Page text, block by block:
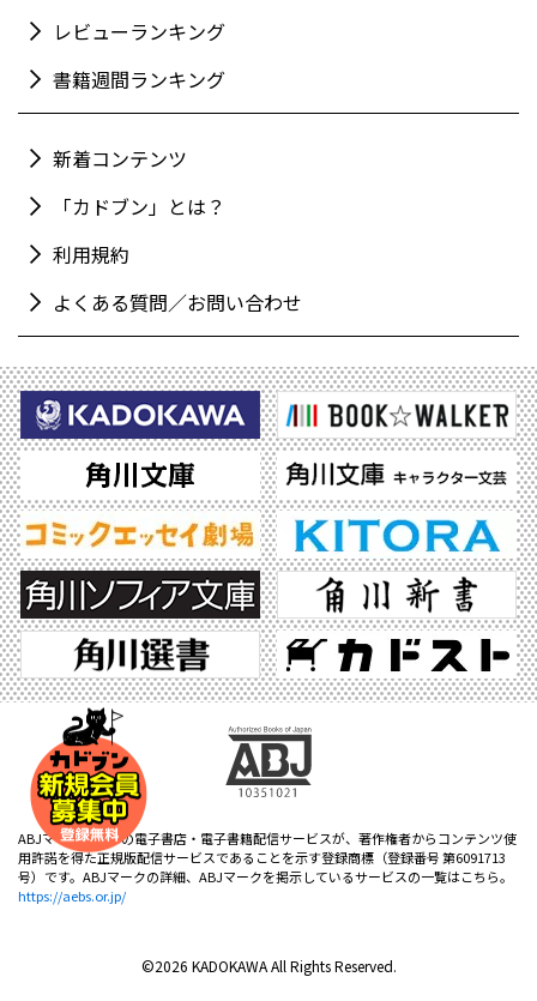
レビューランキング
書籍週間ランキング
新着コンテンツ
「カドブン」とは？
利用規約
よくある質問／お問い合わせ
ABJマークは、この電子書店・電子書籍配信サービスが、著作権者からコンテンツ使
用許諾を得た正規版配信サービスであることを示す登録商標（登録番号 第6091713
号）です。ABJマークの詳細、ABJマークを掲示しているサービスの一覧はこちら。
https://aebs.or.jp/
©2026 KADOKAWA All Rights Reserved.